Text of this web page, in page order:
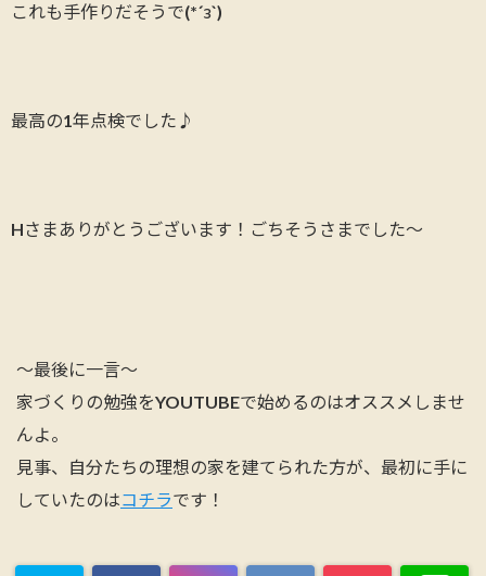
これも手作りだそうで(*´з`)
最高の1年点検でした♪
Hさまありがとうございます！ごちそうさまでした～
～最後に一言～
家づくりの勉強をYOUTUBEで始めるのはオススメしませ
んよ。
見事、自分たちの理想の家を建てられた方が、最初に手に
していたのはコチラです！